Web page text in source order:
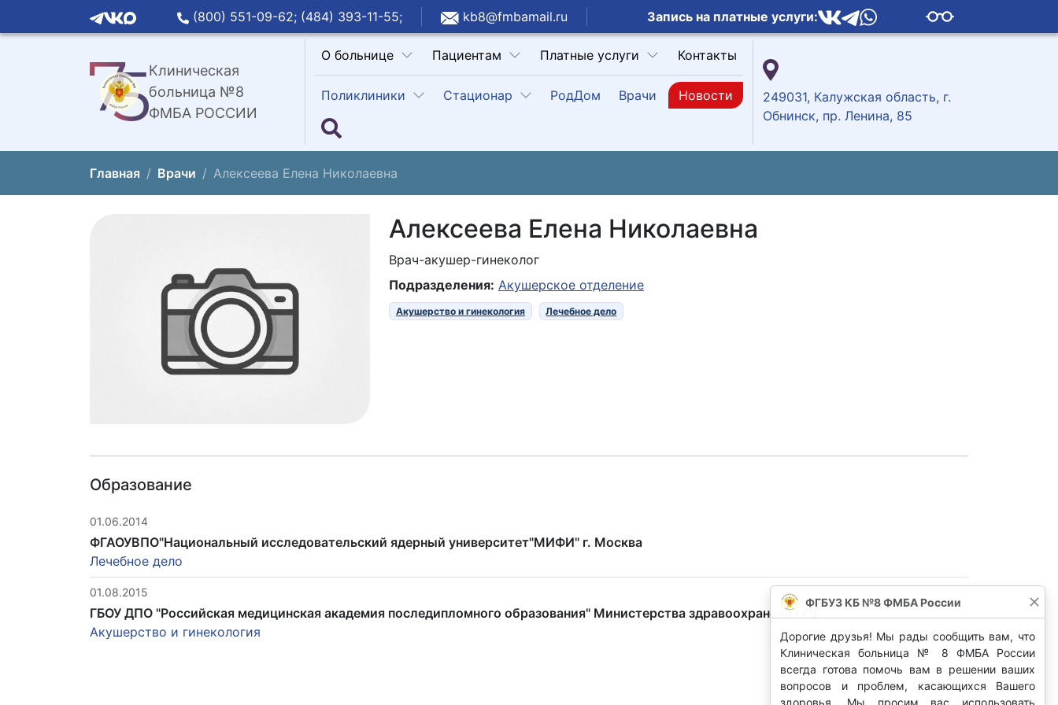
(800) 551-09-62; (484) 393-11-55; kb8@fmbamail.ru Запись на платные услуги:
Клиническая
больница №8
ФМБА РОССИИ
О больнице Пациентам Платные услуги Контакты
Поликлиники Стационар РодДом Врачи Новости
249031, Калужская область, г.
Обнинск, пр. Ленина, 85
Главная Врачи Алексеева Елена Николаевна
Алексеева Елена Николаевна
Врач-акушер-гинеколог
Подразделения: Акушерское отделение
Акушерство и гинекология Лечебное дело
Образование
01.06.2014
ФГАОУВПО"Национальный исследовательский ядерный университет"МИФИ" г. Москва
Лечебное дело
01.08.2015
ГБОУ ДПО "Российская медицинская академия последипломного образования" Министерства здравоохранения РФ
Акушерство и гинекология
ФГБУЗ КБ №8 ФМБА России
Дорогие друзья! Мы рады сообщить вам, что
Клиническая больница № 8 ФМБА России
всегда готова помочь вам в решении ваших
вопросов и проблем, касающихся Вашего
здоровья. Мы просим вас использовать